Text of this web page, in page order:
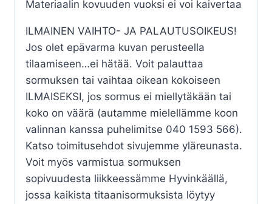
Materiaalin kovuuden vuoksi ei voi kaivertaa
ILMAINEN VAIHTO- JA PALAUTUSOIKEUS!
Jos olet epävarma kuvan perusteella
tilaamiseen…ei hätää. Voit palauttaa
sormuksen tai vaihtaa oikean kokoiseen
ILMAISEKSI, jos sormus ei miellytäkään tai
koko on väärä (autamme mielellämme koon
valinnan kanssa puhelimitse 040 1593 566).
Katso toimitusehdot sivujemme yläreunasta.
Voit myös varmistua sormuksen
sopivuudesta liikkeessämme Hyvinkäällä,
jossa kaikista titaanisormuksista löytyy